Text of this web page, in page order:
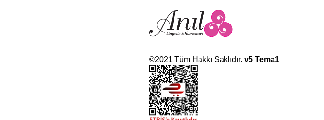
©2021 Tüm Hakkı Saklıdır. v5 Tema1